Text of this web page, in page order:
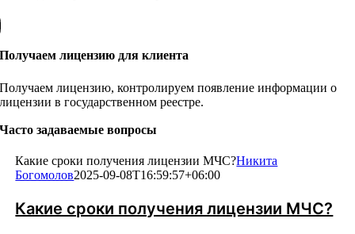
Получаем лицензию для клиента
Получаем лицензию, контролируем появление информации о
лицензии в государственном реестре.
Часто задаваемые вопросы
Какие сроки получения лицензии МЧС?Никита
Богомолов2025-09-08T16:59:57+06:00
Какие сроки получения лицензии МЧС?